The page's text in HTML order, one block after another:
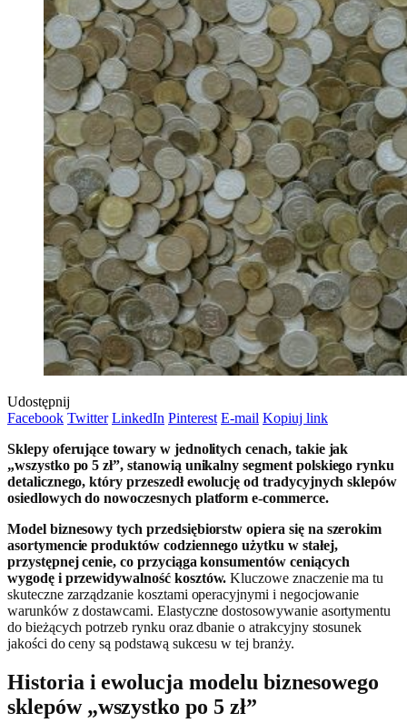
Udostępnij
Facebook Twitter LinkedIn Pinterest E-mail Kopiuj link
Sklepy oferujące towary w jednolitych cenach, takie jak
„wszystko po 5 zł”, stanowią unikalny segment polskiego rynku
detalicznego, który przeszedł ewolucję od tradycyjnych sklepów
osiedlowych do nowoczesnych platform e-commerce.
Model biznesowy tych przedsiębiorstw opiera się na szerokim
asortymencie produktów codziennego użytku w stałej,
przystępnej cenie, co przyciąga konsumentów ceniących
wygodę i przewidywalność kosztów. Kluczowe znaczenie ma tu
skuteczne zarządzanie kosztami operacyjnymi i negocjowanie
warunków z dostawcami. Elastyczne dostosowywanie asortymentu
do bieżących potrzeb rynku oraz dbanie o atrakcyjny stosunek
jakości do ceny są podstawą sukcesu w tej branży.
Historia i ewolucja modelu biznesowego
sklepów „wszystko po 5 zł”